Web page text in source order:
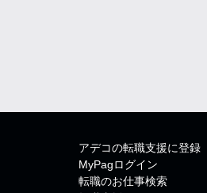
アデコの転職支援に登録
MyPagログイン
転職のお仕事検索